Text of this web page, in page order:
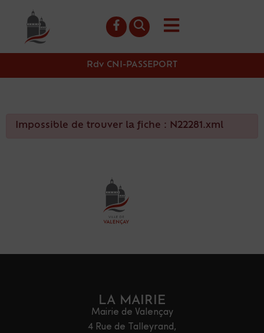
principal
Rdv CNI-PASSEPORT
Impossible de trouver la fiche : N22281.xml
LA MAIRIE
Mairie de Valençay
4 Rue de Talleyrand,